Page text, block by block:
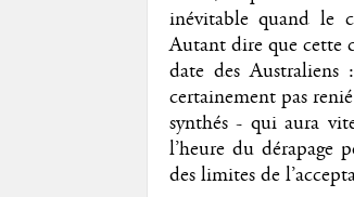
inévitable quand le
Autant dire que cette
date des
certainement pas
synthés - qui aura
l’heure du dérapage
des limites de